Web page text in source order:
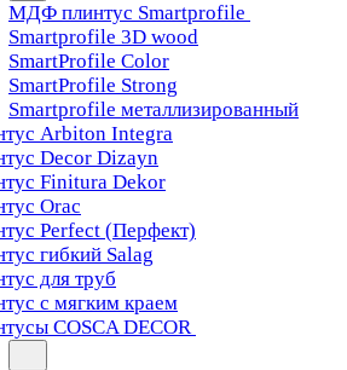
МДФ плинтус Smartprofile
Smartprofile 3D wood
SmartProfile Color
SmartProfile Strong
Smartprofile металлизированный
Arbiton Integra
Decor Dizayn
Finitura Dekor
Orac
Perfect (Перфект)
гибкий Salag
для труб
с мягким краем
COSCA DECOR